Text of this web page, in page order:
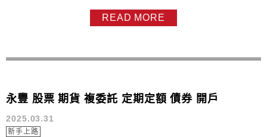
下交易成本，更找對陪你征戰市場的好夥伴。 一、 永豐期貨
開戶領優惠的 3 大密技 1. 線上開戶與業務預約並行 很多新
READ MORE
永豐 股票 期貨 複委託 定期定額 債券 開戶
2025.03.31
新手上路